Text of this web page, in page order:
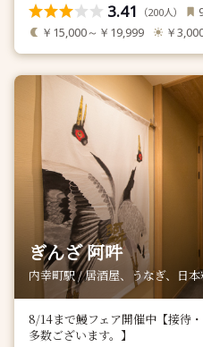
3.41 （200人）
￥15,000～￥19,999 ￥
ぎんざ 阿吽
内幸町駅 / 居酒屋、うなぎ、日
8/14まで鰻フェア開催中【接待
多数ございます。】